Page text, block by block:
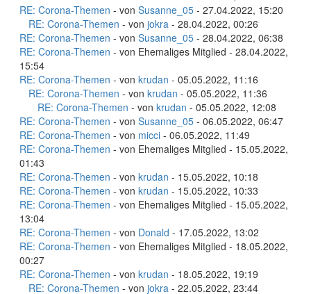
RE: Corona-Themen - von Susanne_05 - 27.04.2022, 15:20
RE: Corona-Themen - von jokra - 28.04.2022, 00:26
RE: Corona-Themen - von Susanne_05 - 28.04.2022, 06:38
RE: Corona-Themen - von Ehemaliges Mitglied - 28.04.2022,
15:54
RE: Corona-Themen - von krudan - 05.05.2022, 11:16
RE: Corona-Themen - von krudan - 05.05.2022, 11:36
RE: Corona-Themen - von krudan - 05.05.2022, 12:08
RE: Corona-Themen - von Susanne_05 - 06.05.2022, 06:47
RE: Corona-Themen - von micci - 06.05.2022, 11:49
RE: Corona-Themen - von Ehemaliges Mitglied - 15.05.2022,
01:43
RE: Corona-Themen - von krudan - 15.05.2022, 10:18
RE: Corona-Themen - von krudan - 15.05.2022, 10:33
RE: Corona-Themen - von Ehemaliges Mitglied - 15.05.2022,
13:04
RE: Corona-Themen - von Donald - 17.05.2022, 13:02
RE: Corona-Themen - von Ehemaliges Mitglied - 18.05.2022,
00:27
RE: Corona-Themen - von krudan - 18.05.2022, 19:19
RE: Corona-Themen - von jokra - 22.05.2022, 23:44